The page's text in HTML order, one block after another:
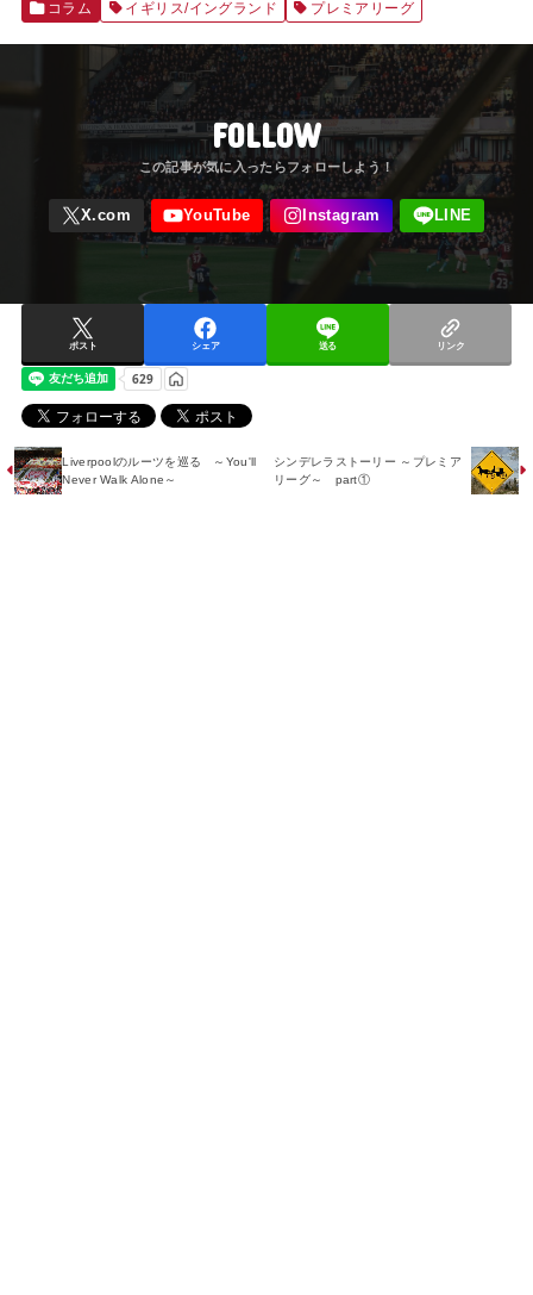
コラム イギリス/イングランド プレミアリーグ
FOLLOW
ポスト シェア 送る リンク
Liverpoolのルーツを巡る ～You'll
Never Walk Alone～
シンデレラストーリー ～プレミア
リーグ～ part①